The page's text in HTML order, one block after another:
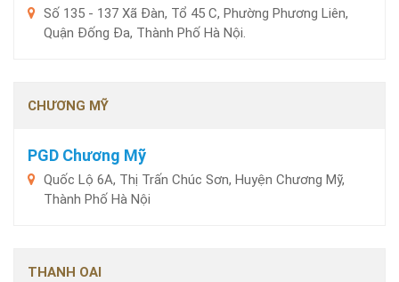
Số 135 - 137 Xã Đàn, Tổ 45 C, Phường Phương Liên,
Quận Đống Đa, Thành Phố Hà Nội.
CHƯƠNG MỸ
PGD Chương Mỹ
Quốc Lộ 6A, Thị Trấn Chúc Sơn, Huyện Chương Mỹ,
Thành Phố Hà Nội
THANH OAI